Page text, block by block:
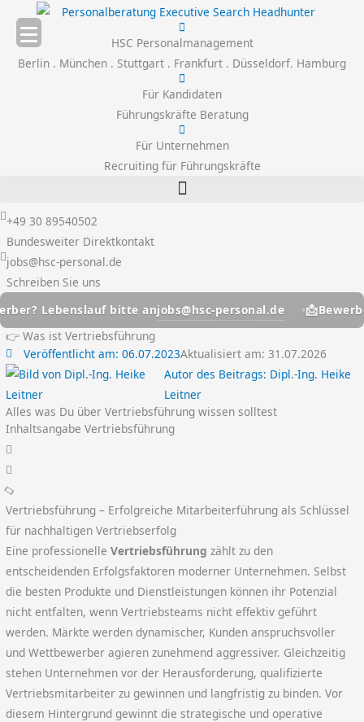
Inhalt
springen
HSC Personalmanagement
Berlin . München . Stuttgart . Frankfurt . Düsseldorf. Hamburg
Für Kandidaten
Führungskräfte Beratung
Für Unternehmen
Recruiting für Führungskräfte
+49 30 89540502
Bundesweiter Direktkontakt
jobs@hsc-personal.de
Schreiben Sie uns
bitte anjobs@hsc-personal.de 📩Bewerber?
👉 Was ist Vertriebsführung
Veröffentlicht am:06.07.2023Aktualisiert am: 31.07.2026
Autor des Beitrags: Dipl.-Ing. Heike
Leitner
Alles was Du über Vertriebsführung wissen solltest
Inhaltsangabe Vertriebsführung
Vertriebsführung – Erfolgreiche Mitarbeiterführung als Schlüssel
für nachhaltigen Vertriebserfolg
Eine professionelleVertriebsführung zählt zu den
entscheidenden Erfolgsfaktoren moderner Unternehmen. Selbst
die besten Produkte und Dienstleistungen können ihr Potenzial
nicht entfalten, wenn Vertriebsteams nicht effektiv geführt
werden. Märkte werden dynamischer, Kunden anspruchsvoller
und Wettbewerber agieren zunehmend aggressiver. Gleichzeitig
stehen Unternehmen vor der Herausforderung, qualifizierte
Vertriebsmitarbeiter zu gewinnen und langfristig zu binden. Vor
diesem Hintergrund gewinnt die strategische und operative